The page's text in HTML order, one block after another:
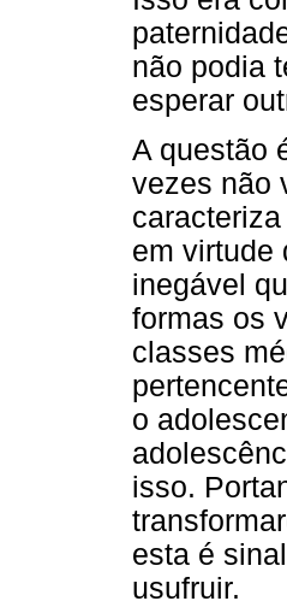
não podia
esperar
A questão
vezes não
em virtude
inegável
formas os
classes
o
isso.
esta é
usufruir.